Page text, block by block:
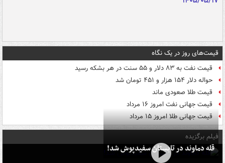
قیمت‌های روز در یک نگاه
قیمت نفت به ۸۳ دلار و ۵۵ سنت در هر بشکه رسید
حواله دلار ۱۵۴ هزار و ۴۵۱ تومان شد
قیمت طلا صعودی ماند
قیمت جهانی نفت امروز ۱۶ مرداد
قیمت جهانی طلا امروز ۱۵ مرداد
فیلم برگزیده
قله دماوند در تابستان سفیدپوش شد!